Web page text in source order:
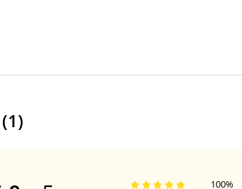
1)
100%